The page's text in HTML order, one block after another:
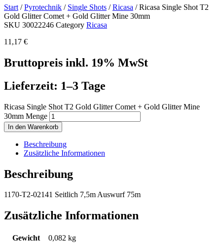
Start /Pyrotechnik / Single Shots /Ricasa / Ricasa Single Shot T2
Gold Glitter Comet + Gold Glitter Mine 30mm
SKU 30022246 Category Ricasa
11,17 €
Bruttopreis inkl. 19% MwSt
Lieferzeit: 1–3 Tage
Ricasa Single Shot T2 Gold Glitter Comet + Gold Glitter Mine
30mm Menge
In den Warenkorb
Beschreibung
Zusätzliche Informationen
Beschreibung
1170-T2-02141 Seitlich 7,5m Auswurf 75m
Zusätzliche Informationen
Gewicht
0,082 kg